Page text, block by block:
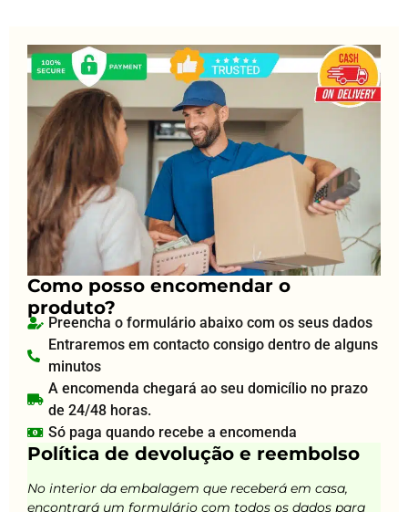
Como posso encomendar o
produto?
Preencha o formulário abaixo com os seus dados
Entraremos em contacto consigo dentro de alguns
minutos
A encomenda chegará ao seu domicílio no prazo
de 24/48 horas.
Só paga quando recebe a encomenda
Política de devolução e reembolso
No interior da embalagem que receberá em casa,
encontrará um formulário com todos os dados para